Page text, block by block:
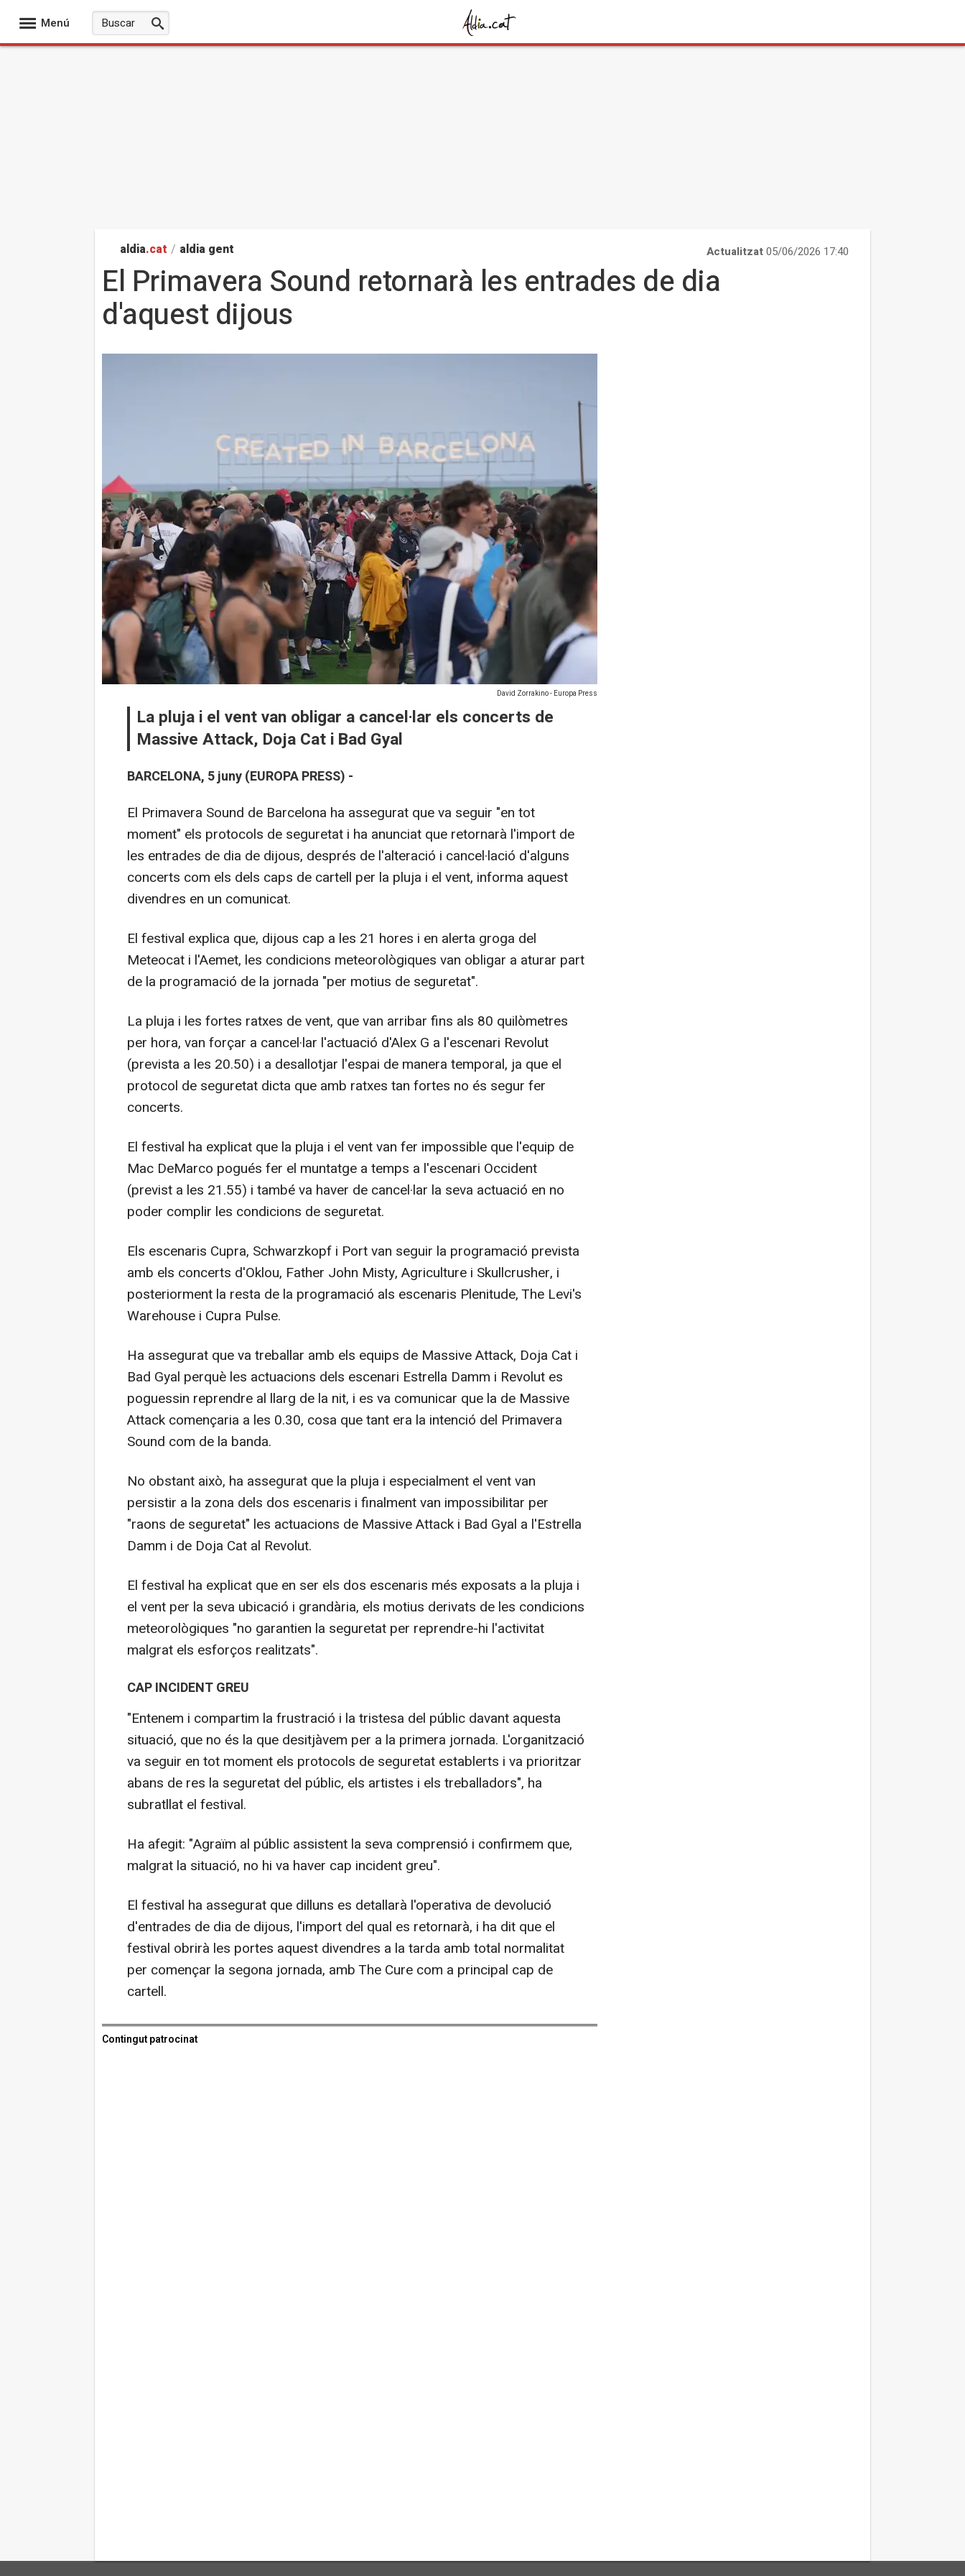
Menú
aldia.cat / aldia gent Actualitzat05/06/2026 17:40
El Primavera Sound retornarà les entrades de dia
d'aquest dijous
David Zorrakino - Europa Press
La pluja i el vent van obligar a cancel·lar els concerts de
Massive Attack, Doja Cat i Bad Gyal
BARCELONA, 5 juny (EUROPA PRESS) -
El Primavera Sound de Barcelona ha assegurat que va seguir "en tot
moment" els protocols de seguretat i ha anunciat que retornarà l'import de
les entrades de dia de dijous, després de l'alteració i cancel·lació d'alguns
concerts com els dels caps de cartell per la pluja i el vent, informa aquest
divendres en un comunicat.
El festival explica que, dijous cap a les 21 hores i en alerta groga del
Meteocat i l'Aemet, les condicions meteorològiques van obligar a aturar part
de la programació de la jornada "per motius de seguretat".
La pluja i les fortes ratxes de vent, que van arribar fins als 80 quilòmetres
per hora, van forçar a cancel·lar l'actuació d'Alex G a l'escenari Revolut
(prevista a les 20.50) i a desallotjar l'espai de manera temporal, ja que el
protocol de seguretat dicta que amb ratxes tan fortes no és segur fer
concerts.
El festival ha explicat que la pluja i el vent van fer impossible que l'equip de
Mac DeMarco pogués fer el muntatge a temps a l'escenari Occident
(previst a les 21.55) i també va haver de cancel·lar la seva actuació en no
poder complir les condicions de seguretat.
Els escenaris Cupra, Schwarzkopf i Port van seguir la programació prevista
amb els concerts d'Oklou, Father John Misty, Agriculture i Skullcrusher, i
posteriorment la resta de la programació als escenaris Plenitude, The Levi's
Warehouse i Cupra Pulse.
Ha assegurat que va treballar amb els equips de Massive Attack, Doja Cat i
Bad Gyal perquè les actuacions dels escenari Estrella Damm i Revolut es
poguessin reprendre al llarg de la nit, i es va comunicar que la de Massive
Attack començaria a les 0.30, cosa que tant era la intenció del Primavera
Sound com de la banda.
No obstant això, ha assegurat que la pluja i especialment el vent van
persistir a la zona dels dos escenaris i finalment van impossibilitar per
"raons de seguretat" les actuacions de Massive Attack i Bad Gyal a l'Estrella
Damm i de Doja Cat al Revolut.
El festival ha explicat que en ser els dos escenaris més exposats a la pluja i
el vent per la seva ubicació i grandària, els motius derivats de les condicions
meteorològiques "no garantien la seguretat per reprendre-hi l'activitat
malgrat els esforços realitzats".
CAP INCIDENT GREU
"Entenem i compartim la frustració i la tristesa del públic davant aquesta
situació, que no és la que desitjàvem per a la primera jornada. L'organització
va seguir en tot moment els protocols de seguretat establerts i va prioritzar
abans de res la seguretat del públic, els artistes i els treballadors", ha
subratllat el festival.
Ha afegit: "Agraïm al públic assistent la seva comprensió i confirmem que,
malgrat la situació, no hi va haver cap incident greu".
El festival ha assegurat que dilluns es detallarà l'operativa de devolució
d'entrades de dia de dijous, l'import del qual es retornarà, i ha dit que el
festival obrirà les portes aquest divendres a la tarda amb total normalitat
per començar la segona jornada, amb The Cure com a principal cap de
cartell.
Contingut patrocinat